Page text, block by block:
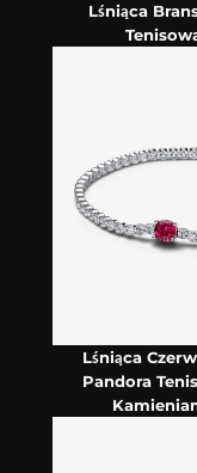
Lśniąca
Lśniąca
Pandora